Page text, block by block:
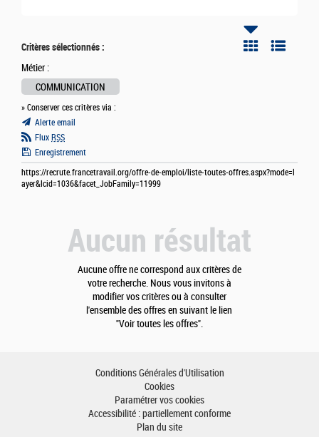
Critères sélectionnés :
Métier :
COMMUNICATION
» Conserver ces critères via :
Alerte email
Flux RSS
Enregistrement
https://recrute.francetravail.org/offre-de-emploi/liste-toutes-offres.aspx?mode=l
ayer&lcid=1036&facet_JobFamily=11999
Aucun résultat
Aucune offre ne correspond aux critères de
votre recherche. Nous vous invitons à
modifier vos critères ou à consulter
l'ensemble des offres en suivant le lien
"Voir toutes les offres".
Conditions Générales d'Utilisation
Cookies
Paramétrer vos cookies
Accessibilité : partiellement conforme
Plan du site